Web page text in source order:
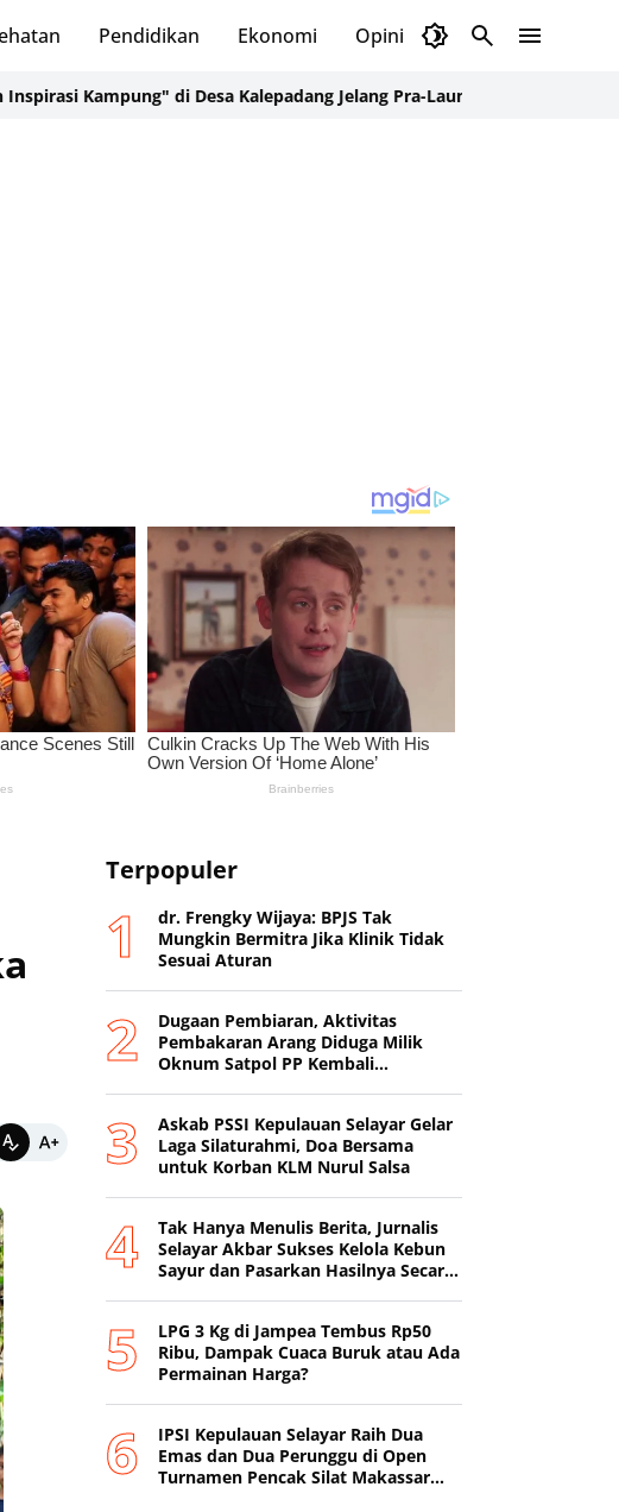
Pendidikan Ekonomi Opini Selayar Kini
Kampung" di Desa Kalepadang Jelang Pra-Launching Program
Terpopuler
dr. Frengky Wijaya: BPJS Tak
Mungkin Bermitra Jika Klinik Tidak
Sesuai Aturan
Dugaan Pembiaran, Aktivitas
Pembakaran Arang Diduga Milik
Oknum Satpol PP Kembali
‎Askab PSSI Kepulauan Selayar Gelar
Laga Silaturahmi, Doa Bersama
untuk Korban KLM Nurul Salsa
‎Tak Hanya Menulis Berita, Jurnalis
Selayar Akbar Sukses Kelola Kebun
Sayur dan Pasarkan Hasilnya Secara
‎LPG 3 Kg di Jampea Tembus Rp50
Ribu, Dampak Cuaca Buruk atau Ada
Permainan Harga? ‎
IPSI Kepulauan Selayar Raih Dua
Emas dan Dua Perunggu di Open
Turnamen Pencak Silat Makassar